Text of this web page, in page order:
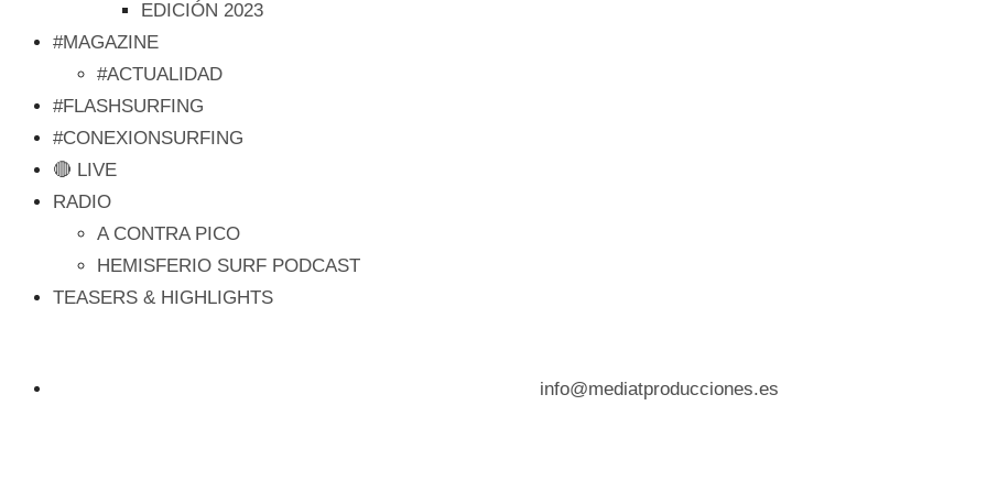
EDICIÓN 2023
#MAGAZINE
#ACTUALIDAD
#FLASHSURFING
#CONEXIONSURFING
🔴 LIVE
RADIO
A CONTRA PICO
HEMISFERIO SURF PODCAST
TEASERS & HIGHLIGHTS
info@mediatproducciones.es​